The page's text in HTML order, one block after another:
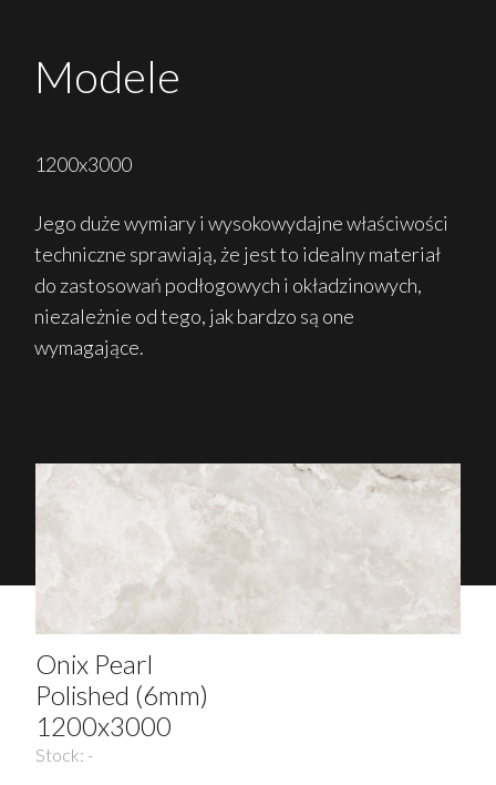
Modele
1200x3000
Jego duże wymiary i wysokowydajne właściwości
techniczne sprawiają, że jest to idealny materiał
do zastosowań podłogowych i okładzinowych,
niezależnie od tego, jak bardzo są one
wymagające.
Onix Pearl
Polished (6mm)
1200x3000
Stock: -